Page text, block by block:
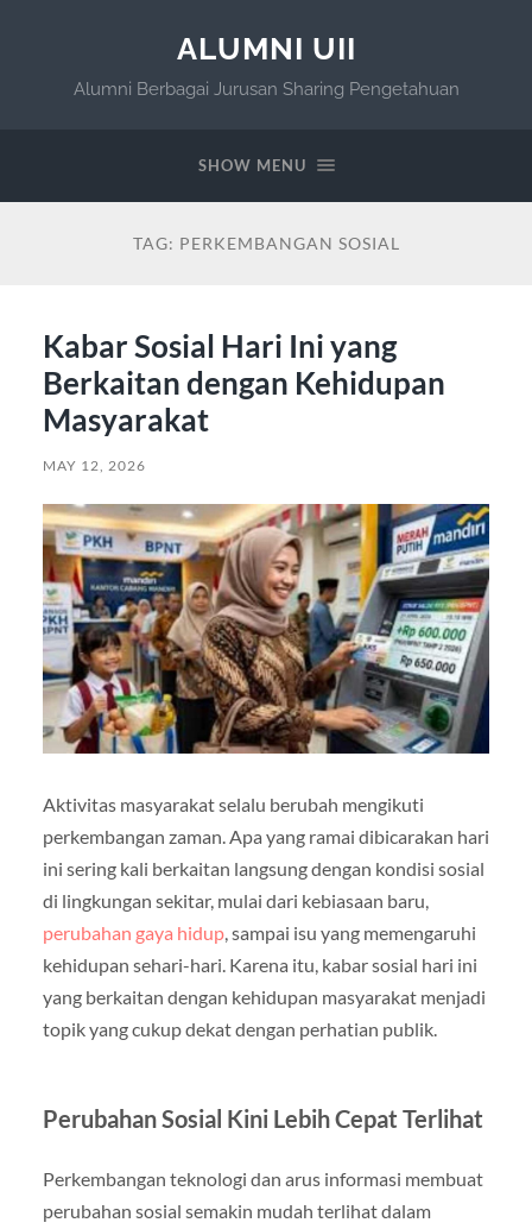
ALUMNI UII
Alumni Berbagai Jurusan Sharing Pengetahuan
SHOW MENU
TAG: PERKEMBANGAN SOSIAL
Kabar Sosial Hari Ini yang
Berkaitan dengan Kehidupan
Masyarakat
MAY 12, 2026
Aktivitas masyarakat selalu berubah mengikuti
perkembangan zaman. Apa yang ramai dibicarakan hari
ini sering kali berkaitan langsung dengan kondisi sosial
di lingkungan sekitar, mulai dari kebiasaan baru,
perubahan gaya hidup, sampai isu yang memengaruhi
kehidupan sehari-hari. Karena itu, kabar sosial hari ini
yang berkaitan dengan kehidupan masyarakat menjadi
topik yang cukup dekat dengan perhatian publik.
Perubahan Sosial Kini Lebih Cepat Terlihat
Perkembangan teknologi dan arus informasi membuat
perubahan sosial semakin mudah terlihat dalam